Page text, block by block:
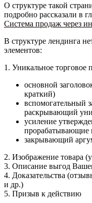
О структуре такой
подробно рассказали в
Система продаж через
В структуре лендинга
элементов:
1. Уникальное торговое
основной
краткий)
вспомогательный
раскрывающий
усиление
прорабатывающие
закрывающий
2. Изображение товара
3. Описание выгод
4. Доказательства
и др.)
5. Призыв к действию